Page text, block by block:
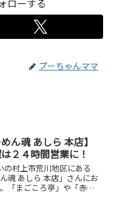
ローする
プーちゃんママ
ん魂 あしら 本店】
２４時間営業に！
の村上市荒川地区にある
ん魂 あしら 本店」さんにお
「まごころ亭」や「赤シ